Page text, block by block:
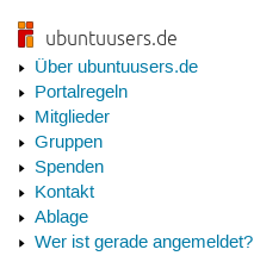
ubuntuusers.de
Über ubuntuusers.de
Portalregeln
Mitglieder
Gruppen
Spenden
Kontakt
Ablage
Wer ist gerade angemeldet?